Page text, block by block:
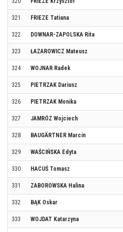
321 FRIEZE Tatiana
322 DOWNAR-ZAPOLSKA Rita
323 ŁAZAROWICZ Mateusz
324 WOJNAR Radek
325 PIETRZAK Dariusz
326 PIETRZAK Monika
327 JAMRÓZ Wojciech
328 BAUGÄRTNER Marcin
329 WAŚCIŃSKA Edyta
330 HACUŚ Tomasz
331 ZABOROWSKA Halina
332 BĄK Oskar
333 WOJDAT Katarzyna